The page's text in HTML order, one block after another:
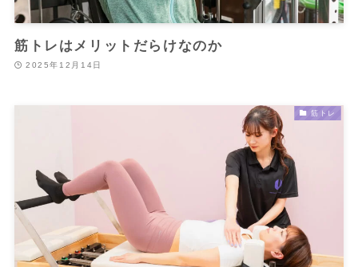
筋トレはメリットだらけなのか
2025年12月14日
筋トレ